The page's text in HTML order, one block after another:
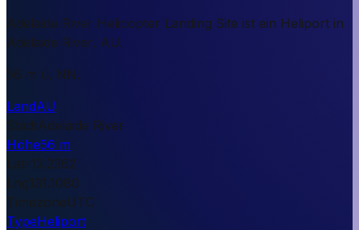
Adelaide River Helicopter Landing Site ist ein Heliport in
Adelaide River, AU.
56 m ü. NN.
LandAU
StadtAdelaide River
Höhe56 m
Lat-13.2362
Lng131.1080
TimezoneUTC
TypeHeliport